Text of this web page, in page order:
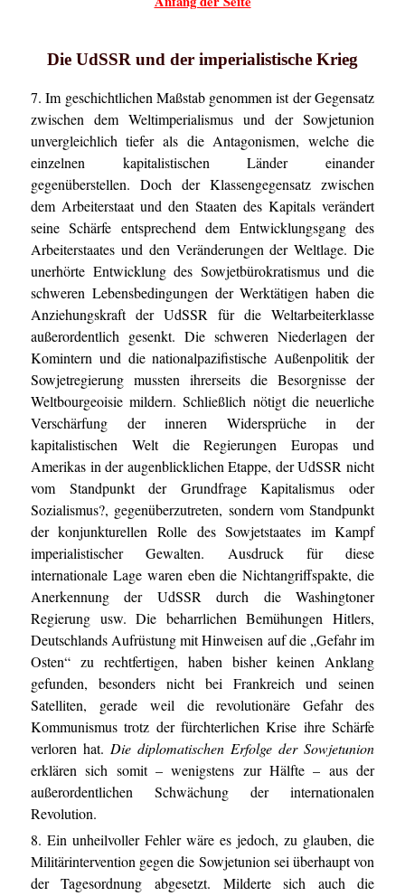
Die UdSSR und der imperialistische Krieg
7. Im geschichtlichen Maßstab genommen ist der Gegensatz
zwischen dem Weltimperialismus und der Sowjetunion
unvergleichlich tiefer als die Antagonismen, welche die
einzelnen kapitalistischen Länder einander
gegenüberstellen. Doch der Klassengegensatz zwischen
dem Arbeiterstaat und den Staaten des Kapitals verändert
seine Schärfe entsprechend dem Entwicklungsgang des
Arbeiterstaates und den Veränderungen der Weltlage. Die
unerhörte Entwicklung des Sowjetbürokratismus und die
schweren Lebensbedingungen der Werktätigen haben die
Anziehungskraft der UdSSR für die Weltarbeiterklasse
außerordentlich gesenkt. Die schweren Niederlagen der
Komintern und die nationalpazifistische Außenpolitik der
Sowjetregierung mussten ihrerseits die Besorgnisse der
Weltbourgeoisie mildern. Schließlich nötigt die neuerliche
Verschärfung der inneren Widersprüche in der
kapitalistischen Welt die Regierungen Europas und
Amerikas in der augenblicklichen Etappe, der UdSSR nicht
vom Standpunkt der Grundfrage Kapitalismus oder
Sozialismus?, gegenüberzutreten, sondern vom Standpunkt
der konjunkturellen Rolle des Sowjetstaates im Kampf
imperialistischer Gewalten. Ausdruck für diese
internationale Lage waren eben die Nichtangriffspakte, die
Anerkennung der UdSSR durch die Washingtoner
Regierung usw. Die beharrlichen Bemühungen Hitlers,
Deutschlands Aufrüstung mit Hinweisen auf die „Gefahr im
Osten“ zu rechtfertigen, haben bisher keinen Anklang
gefunden, besonders nicht bei Frankreich und seinen
Satelliten, gerade weil die revolutionäre Gefahr des
Kommunismus trotz der fürchterlichen Krise ihre Schärfe
verloren hat. Die diplomatischen Erfolge der Sowjetunion
erklären sich somit – wenigstens zur Hälfte – aus der
außerordentlichen Schwächung der internationalen
Revolution.
8. Ein unheilvoller Fehler wäre es jedoch, zu glauben, die
Militärintervention gegen die Sowjetunion sei überhaupt von
der Tagesordnung abgesetzt. Milderte sich auch die